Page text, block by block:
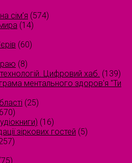
сім’я (574)
(14)
(60)
(8)
технологій. Цифровий хаб. (139)
ментального здоров'я "Ти
(25)
(16)
зіркових гостей (5)